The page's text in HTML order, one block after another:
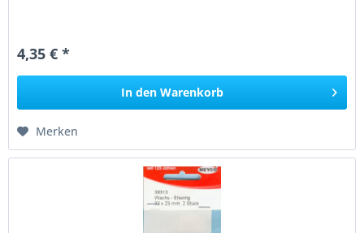
4,35 € *
In den Warenkorb
Merken